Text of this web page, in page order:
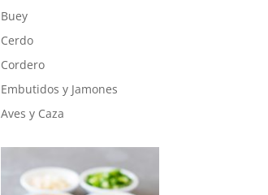
Buey
Cerdo
Cordero
Embutidos y Jamones
Aves y Caza